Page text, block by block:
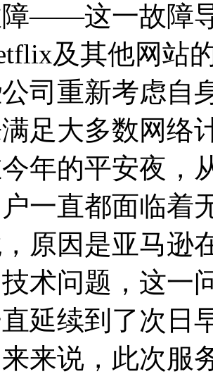
——这一故障
及其他网站
司重新考虑自
足大多数网络
年的平安夜，
一直都面临着
原因是亚马逊
术问题，这一
延续到了次日
来说，此次服